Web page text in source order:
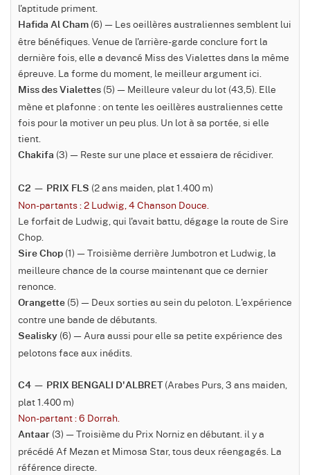
l'aptitude priment.
Hafida Al Cham (6) — Les oeillères australiennes semblent lui
être bénéfiques. Venue de l'arrière-garde conclure fort la
dernière fois, elle a devancé Miss des Vialettes dans la même
épreuve. La forme du moment, le meilleur argument ici.
Miss des Vialettes (5) — Meilleure valeur du lot (43,5). Elle
mène et plafonne : on tente les oeillères australiennes cette
fois pour la motiver un peu plus. Un lot à sa portée, si elle
tient.
Chakifa (3) — Reste sur une place et essaiera de récidiver.
C2 — PRIX FLS (2 ans maiden, plat 1.400 m)
Non-partants : 2 Ludwig, 4 Chanson Douce.
Le forfait de Ludwig, qui l'avait battu, dégage la route de Sire
Chop.
Sire Chop (1) — Troisième derrière Jumbotron et Ludwig, la
meilleure chance de la course maintenant que ce dernier
renonce.
Orangette (5) — Deux sorties au sein du peloton. L'expérience
contre une bande de débutants.
Sealisky (6) — Aura aussi pour elle sa petite expérience des
pelotons face aux inédits.
C4 — PRIX BENGALI D'ALBRET (Arabes Purs, 3 ans maiden,
plat 1.400 m)
Non-partant : 6 Dorrah.
Antaar (3) — Troisième du Prix Norniz en débutant. il y a
précédé Af Mezan et Mimosa Star, tous deux réengagés. La
référence directe.